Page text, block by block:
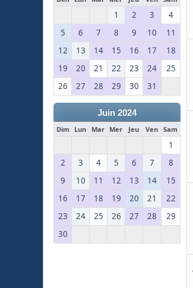
1 2 3
4
5
6 7 8 9 10
11
12
13 14 15 16 17
18
19
20 21 22 23 24
25
26
27 28 29 30 31
Juin 2024
Dim Lun Mar Mer Jeu Ven Sam
1
2
3 4 5 6 7
8
9
10 11 12 13 14
15
16
17 18 19 20 21
22
23
24 25 26 27 28
29
30